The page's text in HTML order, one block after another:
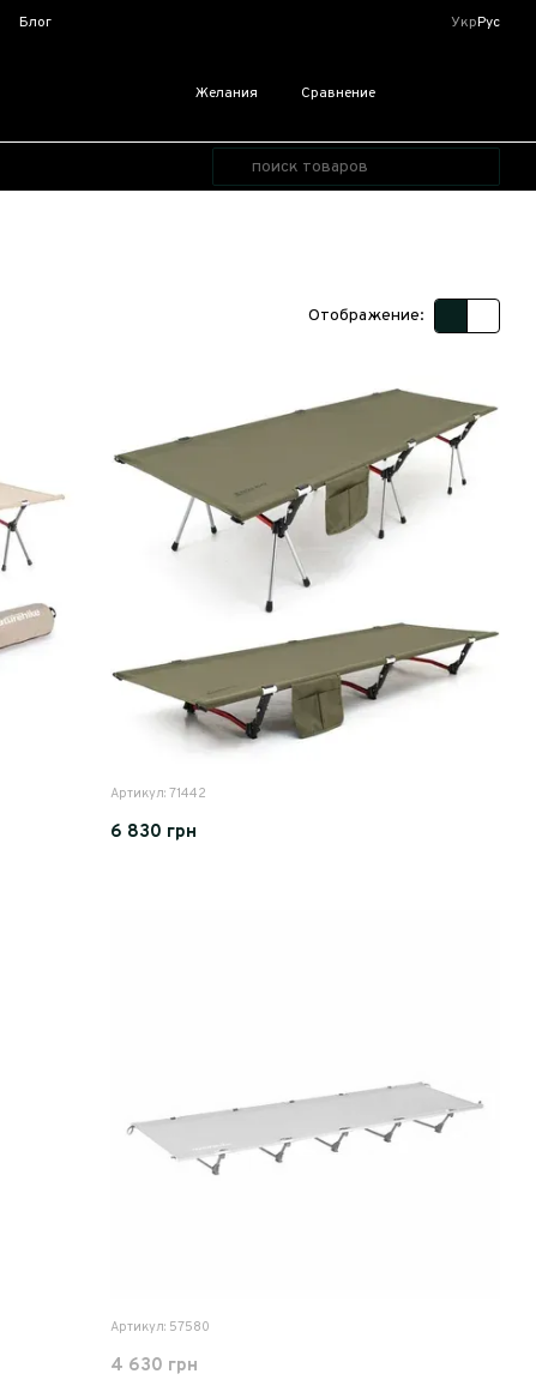
Блог УкрРус
Желания Сравнение
Отображение:
Артикул: 71442
6 830 грн
Артикул: 57580
4 630 грн